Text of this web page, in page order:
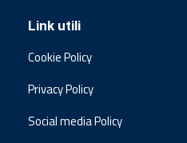
Link utili
Cookie Policy
Privacy Policy
Social media Policy